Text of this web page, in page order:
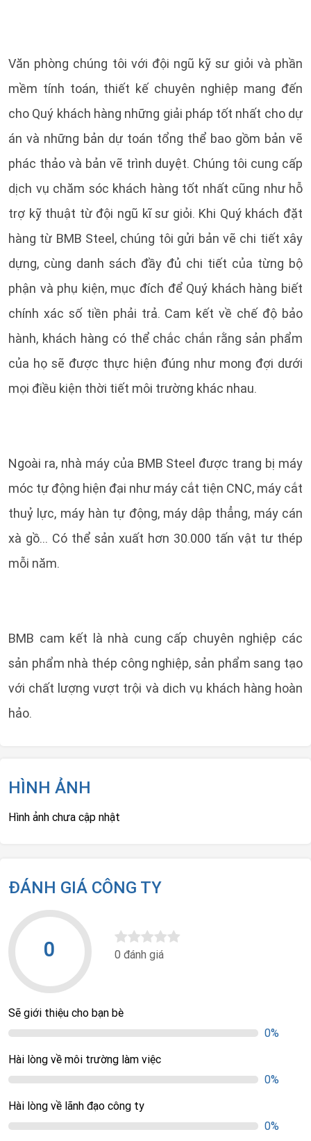
Văn phòng chúng tôi với đội ngũ kỹ sư giỏi và phần
mềm tính toán, thiết kế chuyên nghiệp mang đến
cho Quý khách hàng những giải pháp tốt nhất cho dự
án và những bản dự toán tổng thể bao gồm bản vẽ
phác thảo và bản vẽ trình duyệt. Chúng tôi cung cấp
dịch vụ chăm sóc khách hàng tốt nhất cũng như hỗ
trợ kỹ thuật từ đội ngũ kĩ sư giỏi. Khi Quý khách đặt
hàng từ BMB Steel, chúng tôi gửi bản vẽ chi tiết xây
dựng, cùng danh sách đầy đủ chi tiết của từng bộ
phận và phụ kiện, mục đích để Quý khách hàng biết
chính xác số tiền phải trả. Cam kết về chế độ bảo
hành, khách hàng có thể chắc chắn rằng sản phẩm
của họ sẽ được thực hiện đúng như mong đợi dưới
mọi điều kiện thời tiết môi trường khác nhau.
Ngoài ra, nhà máy của BMB Steel được trang bị máy
móc tự động hiện đại như máy cắt tiện CNC, máy cắt
thuỷ lực, máy hàn tự động, máy dập thẳng, máy cán
xà gồ... Có thể sản xuất hơn 30.000 tấn vật tư thép
mỗi năm.
BMB cam kết là nhà cung cấp chuyên nghiệp các
sản phẩm nhà thép công nghiệp, sản phẩm sang tạo
với chất lượng vượt trội và dich vụ khách hàng hoàn
hảo.
HÌNH ẢNH
Hình ảnh chưa cập nhật
ĐÁNH GIÁ CÔNG TY
0 0 đánh giá
Sẽ giới thiệu cho bạn bè
0%
Hài lòng về môi trường làm việc
0%
Hài lòng về lãnh đạo công ty
0%